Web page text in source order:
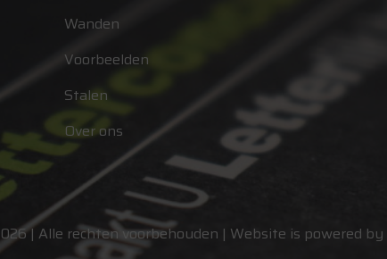
Wanden
Voorbeelden
Stalen
Over ons
| Alle rechten voorbehouden | Website is powered by